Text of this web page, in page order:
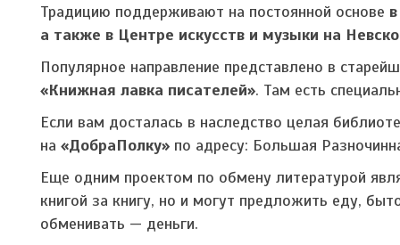
Традицию поддерживают на постоянной основе
а также в Центре искусств и музыки на
Популярное направление представлено в
«Книжная лавка писателей». Там есть
Если вам досталась в наследство целая
на «ДобраПолку» по адресу: Большая
Еще одним проектом по обмену литературой
книгой за книгу, но и могут предложить еду,
обменивать — деньги.